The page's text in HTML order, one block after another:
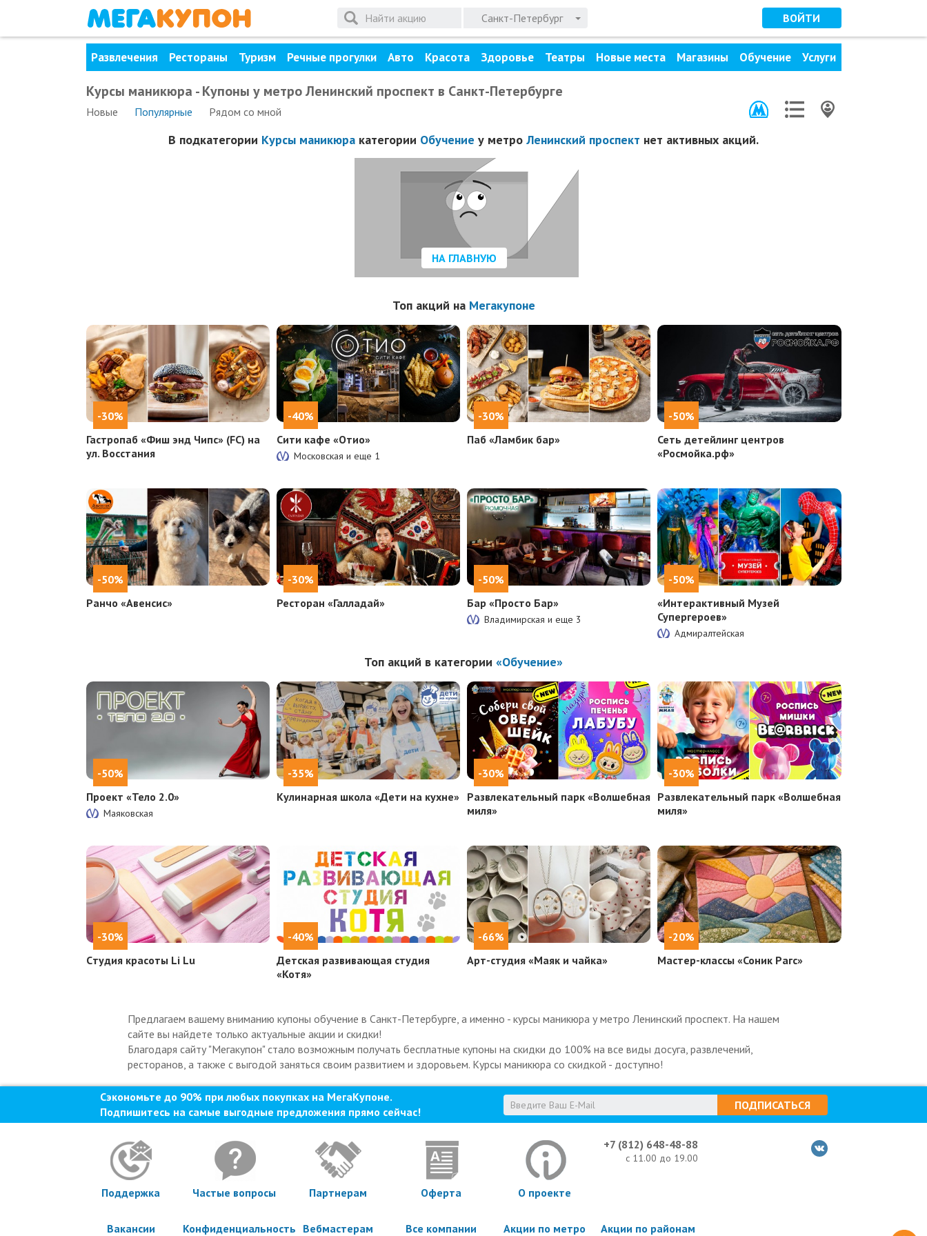
Санкт-Петербург ВОЙТИ
Развлечения Рестораны Туризм Речные прогулки Авто Красота Здоровье Театры Новые места Магазины Обучение Услуги
Курсы маникюра - Купоны у метро Ленинский проспект в Санкт-Петербурге
Новые Популярные Рядом со мной
В подкатегории Курсы маникюра категории Обучение у метро Ленинский проспект нет активных акций.
НА ГЛАВНУЮ
Топ акций на Мегакупоне
-30%
Гастропаб «Фиш энд Чипс» (FC) на
ул. Восстания
-40%
Сити кафе «Отио»
Московская и еще 1
-30%
Паб «Ламбик бар»
-50%
Сеть детейлинг центров
«Росмойка.рф»
-50%
Ранчо «Авенсис»
-30%
Ресторан «Галладай»
-50%
Бар «Просто Бар»
Владимирская и еще 3
-50%
«Интерактивный Музей
Супергероев»
Адмиралтейская
Топ акций в категории «Обучение»
-50%
Проект «Тело 2.0»
Маяковская
-35%
Кулинарная школа «Дети на кухне»
-30%
Развлекательный парк «Волшебная
миля»
-30%
Развлекательный парк «Волшебная
миля»
-30%
Cтудия красоты Li Lu
-40%
Детская развивающая студия
«Котя»
-66%
Арт-студия «Маяк и чайка»
-20%
Мастер-классы «Соник Рагс»
Предлагаем вашему вниманию купоны обучение в Санкт-Петербурге, а именно - курсы маникюра у метро Ленинский проспект. На нашем
сайте вы найдете только актуальные акции и скидки!
Благодаря сайту "Мегакупон" стало возможным получать бесплатные купоны на скидки до 100% на все виды досуга, развлечений,
ресторанов, а также с выгодой заняться своим развитием и здоровьем. Курсы маникюра со скидкой - доступно!
Сэкономьте до 90% при любых покупках на МегаКупоне.
Подпишитесь на самые выгодные предложения прямо сейчас!
ПОДПИСАТЬСЯ
+7 (812) 648-48-88
с 11.00 до 19.00
Поддержка Частые вопросы Партнерам Оферта О проекте
Вакансии Конфиденциальность Вебмастерам Все компании Акции по метро Акции по районам